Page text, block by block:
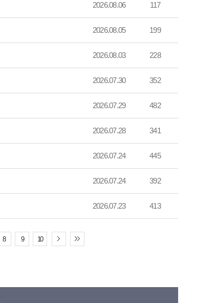
2026.08.06 117
2026.08.05 199
2026.08.03 228
2026.07.30 352
2026.07.29 482
2026.07.28 341
2026.07.24 445
2026.07.24 392
2026.07.23 413
8 9 10